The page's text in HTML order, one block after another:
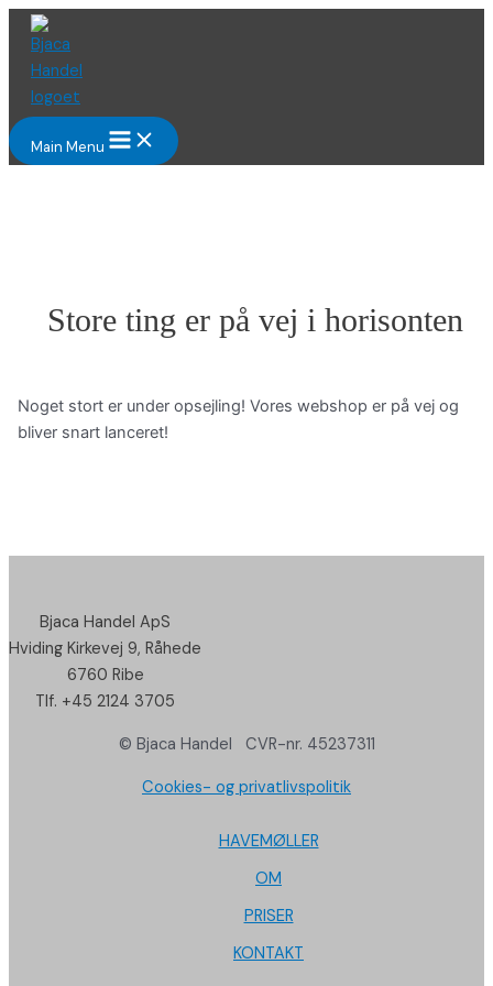
Gå
indholdet
Main Menu
Store ting er på vej i horisonten
Noget stort er under opsejling! Vores webshop er på vej og
bliver snart lanceret!
Bjaca Handel ApS
Hviding Kirkevej 9, Råhede
6760 Ribe
Tlf. +45 2124 3705
© Bjaca Handel CVR-nr. 45237311
Cookies- og privatlivspolitik
HAVEMØLLER
OM
PRISER
KONTAKT